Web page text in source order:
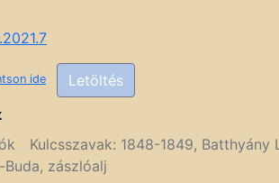
ide Letöltés
Kulcsszavak: 1848-1849, Batthyány
Buda, zászlóalj